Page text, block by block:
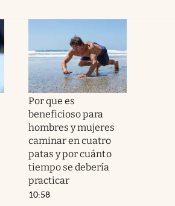
Por que es
beneficioso para
hombres y mujeres
caminar en cuatro
patas y por cuánto
tiempo se debería
practicar
10:58